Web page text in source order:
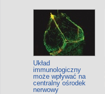
Układ
immunologiczny
może wpływać na
centralny ośrodek
nerwowy